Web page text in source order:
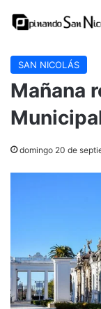
SAN NICOLÁS
Mañana
domingo 20 de